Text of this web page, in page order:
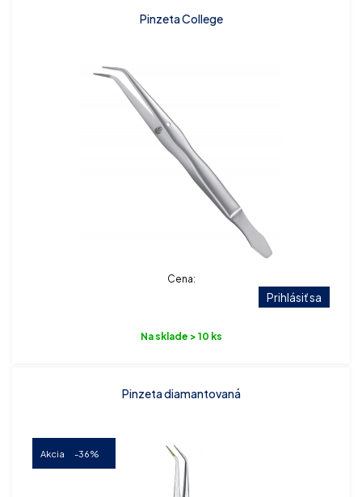
Pinzeta College
Cena:
Prihlásiť sa
Na sklade > 10 ks
Pinzeta diamantovaná
Akcia -36%